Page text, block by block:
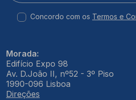
Concordo com os Termos e
Morada:
Edifício Expo 98
Av. D.João II, nº52 - 3º Piso
1990-096 Lisboa
Direções